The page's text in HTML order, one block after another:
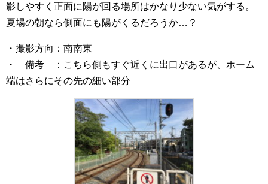
影しやすく正面に陽が回る場所はかなり少ない気がする。
夏場の朝なら側面にも陽がくるだろうか…？
・撮影方向：南南東
・ 備考 ：こちら側もすぐ近くに出口があるが、ホーム
端はさらにその先の細い部分